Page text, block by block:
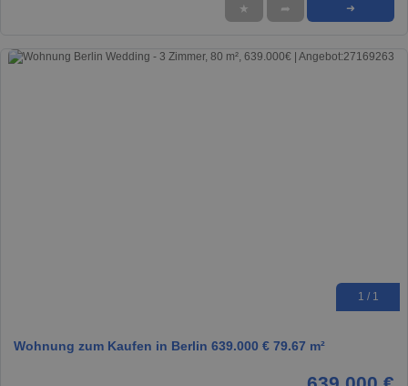
★ ➦ ➜
1 / 1
Wohnung zum Kaufen in Berlin 639.000 € 79.67 m²